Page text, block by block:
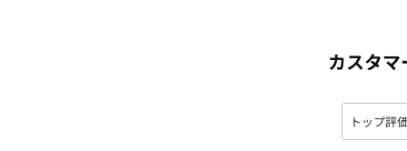
カスタ